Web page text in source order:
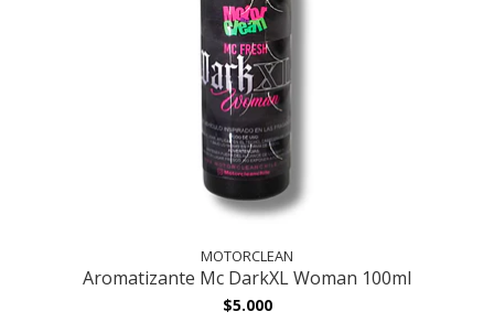
MOTORCLEAN
Aromatizante Mc DarkXL Woman 100ml
$5.000